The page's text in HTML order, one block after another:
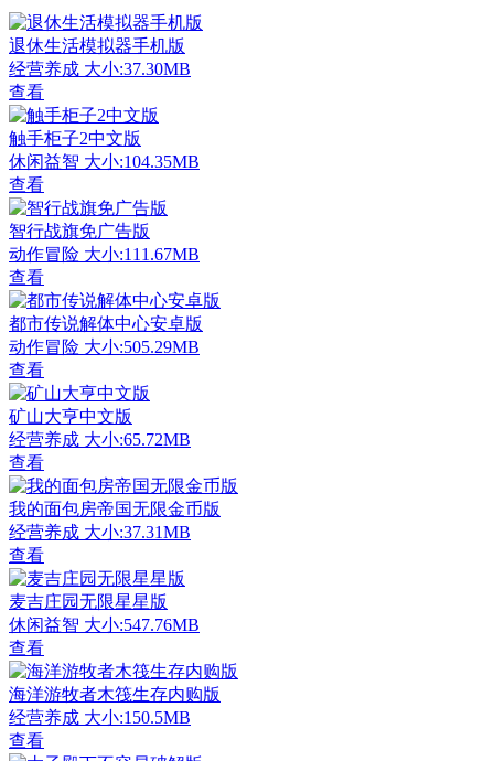
退休生活模拟器手机版
经营养成 大小:37.30MB
查看
触手柜子2中文版
休闲益智 大小:104.35MB
查看
智行战旗免广告版
动作冒险 大小:111.67MB
查看
都市传说解体中心安卓版
动作冒险 大小:505.29MB
查看
矿山大亨中文版
经营养成 大小:65.72MB
查看
我的面包房帝国无限金币版
经营养成 大小:37.31MB
查看
麦吉庄园无限星星版
休闲益智 大小:547.76MB
查看
海洋游牧者木筏生存内购版
经营养成 大小:150.5MB
查看